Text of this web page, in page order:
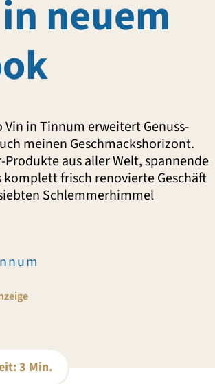
neuem
in Tinnum erweitert Genuss-
meinen Geschmackshorizont.
aus aller Welt, spannende
komplett frisch renovierte Geschäft
Schlemmerhimmel
3 Min.